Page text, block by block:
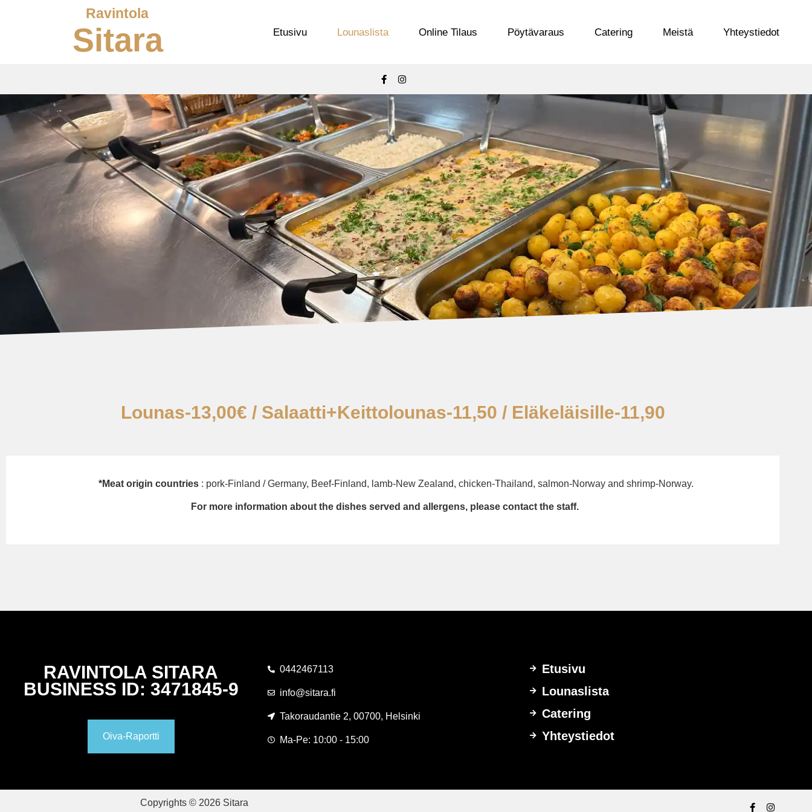
Ravintola
Sitara Etusivu Lounaslista Online Tilaus Pöytävaraus Catering Meistä Yhteystiedot
Lounas-13,00€ / Salaatti+keittolounas-11,50 / Eläkeläisille-11,90
*Meat origin countries: pork-Finland / Germany, Beef-Finland, lamb-New Zealand, chicken-Thailand, salmon-Norway and shrimp-Norway.
For more information about the dishes served and allergens, please contact the staff.
RAVINTOLA SITARA
BUSINESS ID: 3471845-9
Oiva-Raportti
0442467113
info@sitara.fi
Takoraudantie 2, 00700, Helsinki
Ma-Pe: 10:00 - 15:00
Etusivu
Lounaslista
Catering
Yhteystiedot
Copyrights © 2026 Sitara